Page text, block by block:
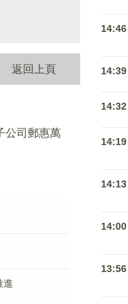
返回上頁
公司郵惠萬
進
14:46
14:39
14:32
14:19
14:13
14:00
13:56